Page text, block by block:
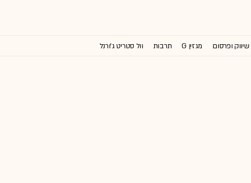
שיווק ופרסום מגזין G תרבות וול סטריט ג'ורנל